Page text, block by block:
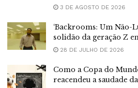
3 DE AGOSTO DE 2026
‘Backrooms: Um Não-
solidão da geração Z
28 DE JULHO DE 2026
Como a Copa do
reacendeu a saudade